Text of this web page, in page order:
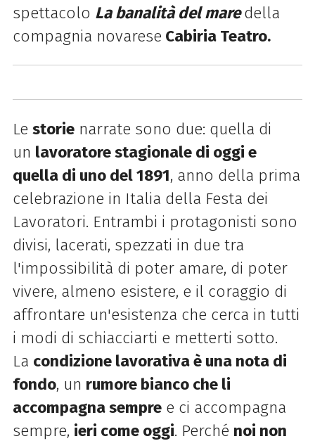
spettacolo La banalità del mare della
compagnia novarese Cabiria Teatro.
Le storienarrate sono due: quella di
un lavoratore stagionale di oggi e
quella di uno del 1891, anno della prima
celebrazione in Italia della Festa dei
Lavoratori. Entrambi i protagonisti sono
divisi, lacerati, spezzati in due tra
l'impossibilità di poter amare, di poter
vivere, almeno esistere, e il coraggio di
affrontare un'esistenza che cerca in tutti
i modi di schiacciarti e metterti sotto.
La condizione lavorativa è una nota di
fondo, un rumore bianco che li
accompagna sempree ci accompagna
sempre, ieri come oggi. Perché noi non